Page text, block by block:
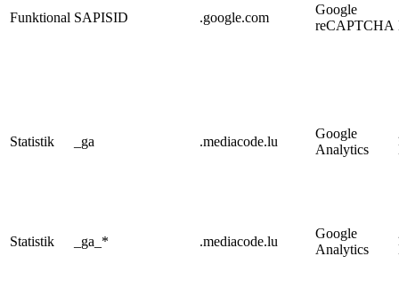
Funktional SAPISID .google.com
Google
reCAPTCHA
Statistik _ga .mediacode.lu
Google
Analytics
Statistik _ga_* .mediacode.lu
Google
Analytics